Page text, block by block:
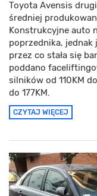
Toyota Avensis
średniej
Konstrukcyjne auto
poprzednika, jednak
przez co stała się
poddano
silników od 110KM
do 177KM.
CZYTAJ WIĘCEJ